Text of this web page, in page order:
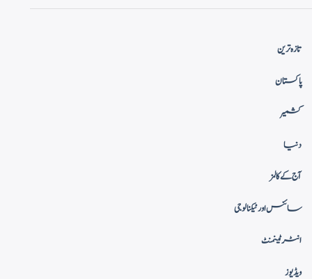
تازہ ترین
پاکستان
کشمیر
دنیا
آج کے کالمز
سائنس اور ٹیکنالوجی
انٹرٹینمنٹ
ویڈیوز